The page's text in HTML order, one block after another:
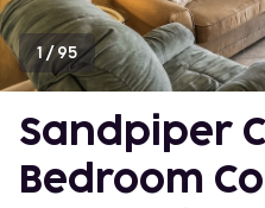
1/95
Sandpiper
Bedroom